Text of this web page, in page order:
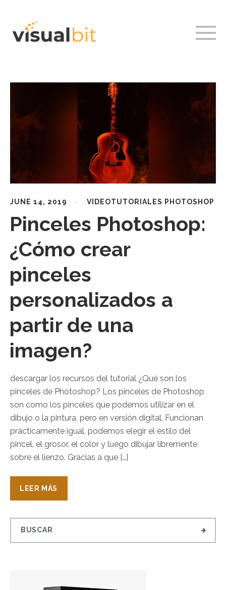
JUNE 14, 2019 VIDEOTUTORIALES PHOTOSHOP
Pinceles Photoshop:
¿Cómo crear
pinceles
personalizados a
partir de una
imagen?
descargar los recursos del tutorial ¿Qué son los
pinceles de Photoshop? Los pinceles de Photoshop
son como los pinceles que podemos utilizar en el
dibujo o la pintura, pero en versión digital. Funcionan
prácticamente igual, podemos elegir el estilo del
pincel, el grosor, el color y luego dibujar libremente
sobre el lienzo. Gracias a que […]
LEER MÁS